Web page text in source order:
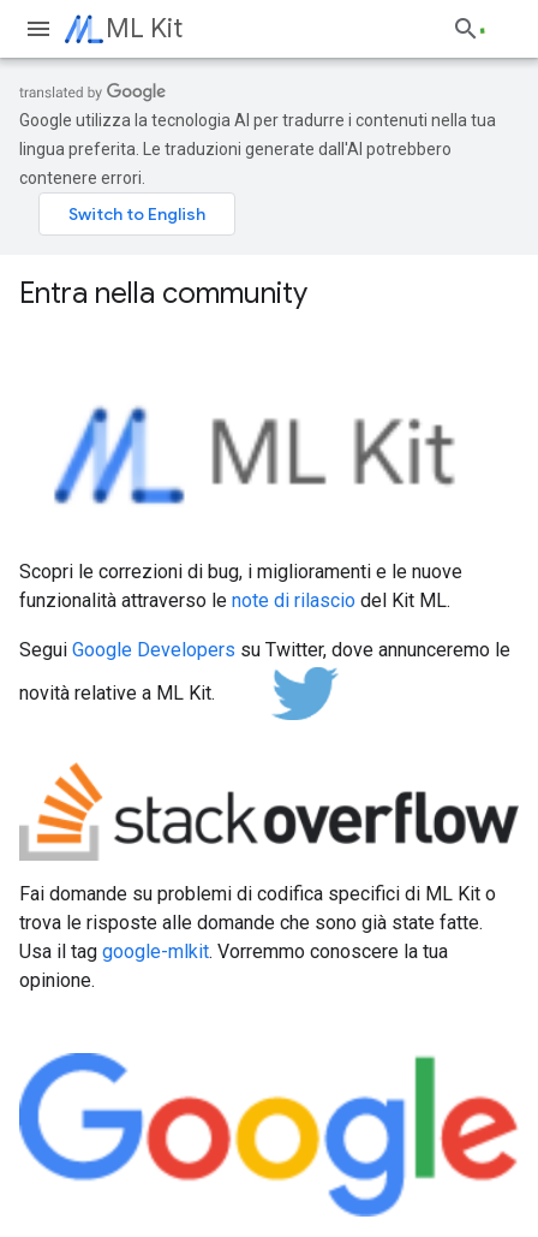
ML Kit
Google utilizza la tecnologia AI per tradurre i contenuti nella tua
lingua preferita. Le traduzioni generate dall'AI potrebbero
contenere errori.
Entra nella community
Scopri le correzioni di bug, i miglioramenti e le nuove
funzionalità attraverso le note di rilascio del Kit ML.
Segui Google Developers su Twitter, dove annunceremo le
novità relative a ML Kit.
Fai domande su problemi di codifica specifici di ML Kit o
trova le risposte alle domande che sono già state fatte.
Usa il tag google-mlkit. Vorremmo conoscere la tua
opinione.